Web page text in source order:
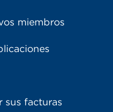
miembros
sus facturas